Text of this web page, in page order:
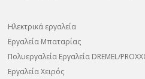
Ηλεκτρικά εργαλεία
Εργαλεία Μπαταρίας
Πολυεργαλεία Εργαλεία DREMEL/
Εργαλεία Χειρός